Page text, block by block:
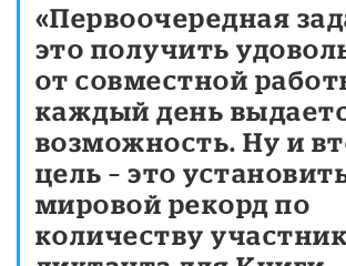
«Первоочередная
это получить
от совместной
каждый день
возможность. Ну и
цель – это
мировой рекорд по
количеству